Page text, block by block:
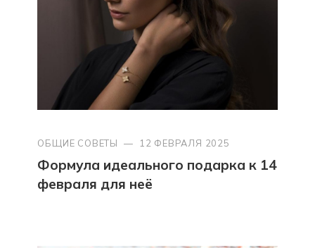
ОБЩИЕ СОВЕТЫ — 12 ФЕВРАЛЯ 2025
Формула идеального подарка к 14
февраля для неё